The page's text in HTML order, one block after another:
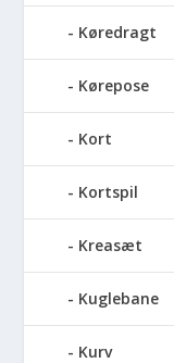
Køredragt
Kørepose
Kort
Kortspil
Kreasæt
Kuglebane
Kurv